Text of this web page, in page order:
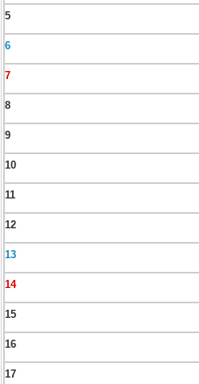
5
6
7
8
9
10
11
12
13
14
15
16
17